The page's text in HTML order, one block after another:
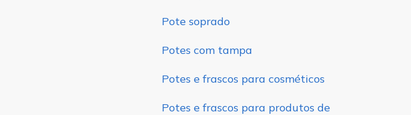
Pote soprado
Potes com tampa
Potes e frascos para cosméticos
Potes e frascos para produtos de